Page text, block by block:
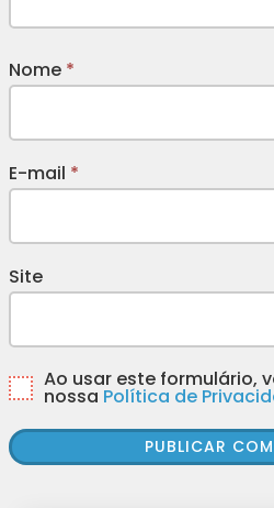
Nome *
E-mail *
Site
Ao usar este formulário,
nossa Política de